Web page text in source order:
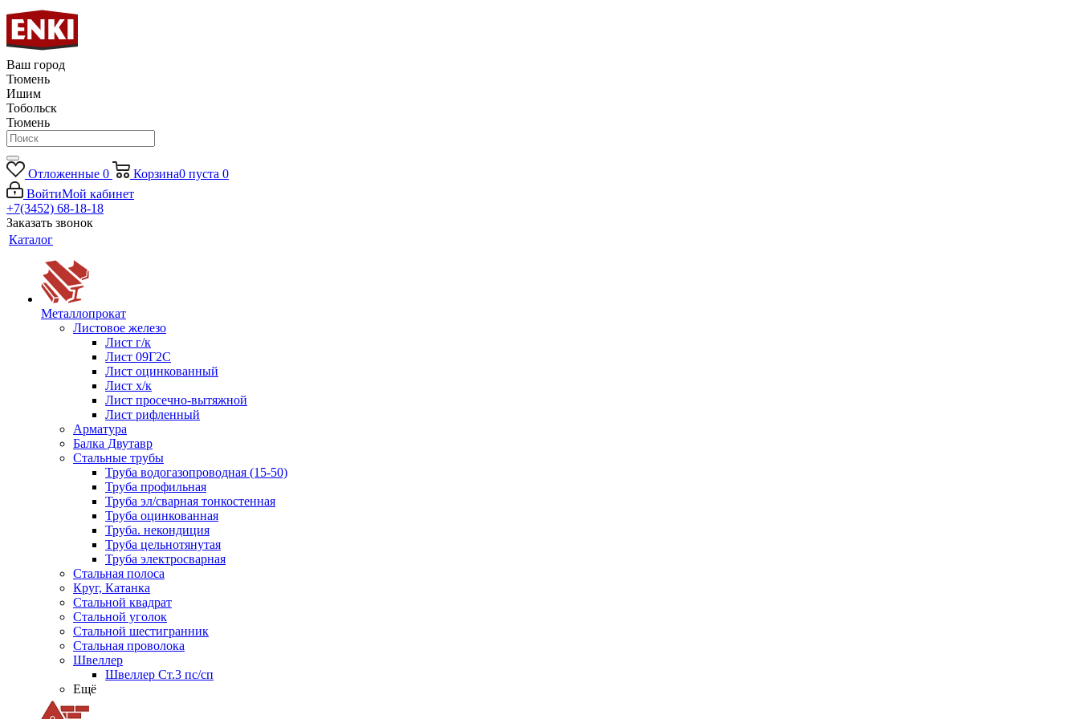
Ваш город
Тюмень
Ишим
Тобольск
Тюмень
Отложенные 0 Корзина0 пуста 0
ВойтиМой кабинет
+7(3452) 68-18-18
Заказать звонок
Каталог
Металлопрокат
Листовое железо
Лист г/к
Лист 09Г2С
Лист оцинкованный
Лист х/к
Лист просечно-вытяжной
Лист рифленный
Арматура
Балка Двутавр
Стальные трубы
Труба водогазопроводная (15-50)
Труба профильная
Труба эл/сварная тонкостенная
Труба оцинкованная
Труба. некондиция
Труба цельнотянутая
Труба электросварная
Стальная полоса
Круг, Катанка
Стальной квадрат
Стальной уголок
Стальной шестигранник
Стальная проволока
Швеллер
Швеллер Ст.3 пс/сп
Ещё